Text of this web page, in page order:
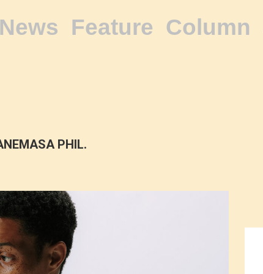
Feature Column
PHIL.